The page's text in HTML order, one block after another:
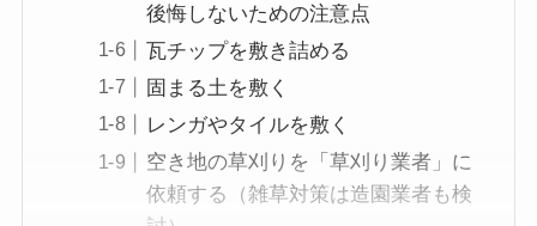
後悔しないための注意点
瓦チップを敷き詰める
固まる土を敷く
レンガやタイルを敷く
空き地の草刈りを「草刈り業者」に
依頼する（雑草対策は造園業者も検